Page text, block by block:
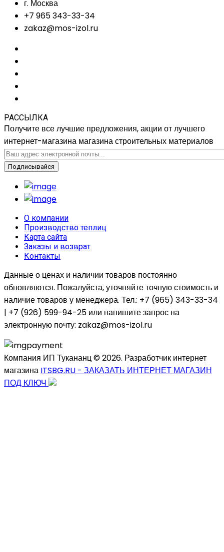
г. Москва
+7 965 343-33-34
zakaz@mos-izol.ru
РАССЫЛКА
Получите все лучшие предложения, акции от лучшего
интернет-магазина магазина строительных материалов
Подписывайся
О компании
Производство теплиц
Карта сайта
Заказы и возврат
Контакты
Данные о ценах и наличии товаров постоянно
обновляются. Пожалуйста, уточняйте точную стоимость и
наличие товаров у менеджера. Тел.: +7 (965) 343-33-34
| +7 (926) 599-94-25 или напишите запрос на
электронную почту: zakaz@mos-izol.ru
Компания ИП Тукананц © 2026. Разработчик интернет
магазина ITSBG.RU - ЗАКАЗАТЬ ИНТЕРНЕТ МАГАЗИН
ПОД КЛЮЧ